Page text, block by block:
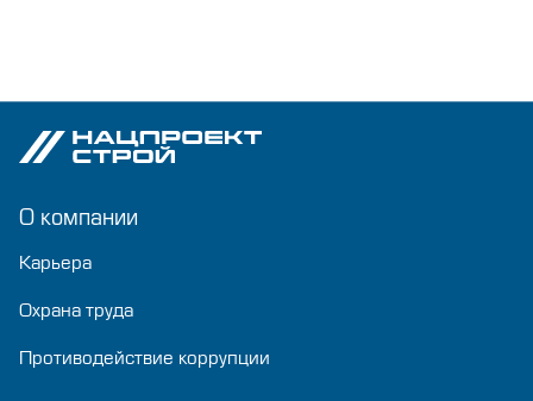
О компании
Карьера
Охрана труда
Противодействие коррупции